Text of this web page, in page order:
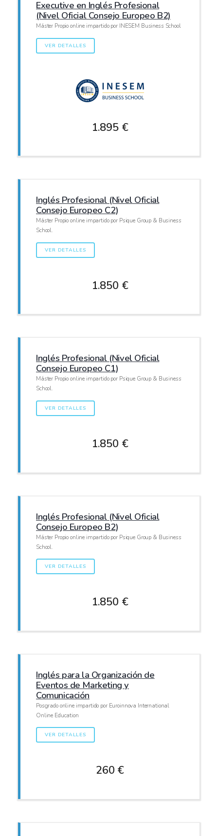
Executive en Inglés Profesional
(Nivel Oficial Consejo Europeo B2)
Máster Propio online impartido por INESEM Business School
VER DETALLES
1.895 €
Inglés Profesional (Nivel Oficial
Consejo Europeo C2)
Máster Propio online impartido por Psique Group & Business
School.
VER DETALLES
1.850 €
Inglés Profesional (Nivel Oficial
Consejo Europeo C1)
Máster Propio online impartido por Psique Group & Business
School.
VER DETALLES
1.850 €
Inglés Profesional (Nivel Oficial
Consejo Europeo B2)
Máster Propio online impartido por Psique Group & Business
School.
VER DETALLES
1.850 €
Inglés para la Organización de
Eventos de Marketing y
Comunicación
Posgrado online impartido por Euroinnova International
Online Education
VER DETALLES
260 €